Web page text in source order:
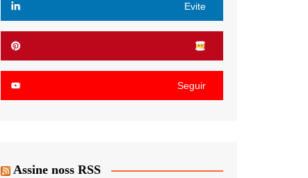
Evite
Seguir
Assine noss RSS